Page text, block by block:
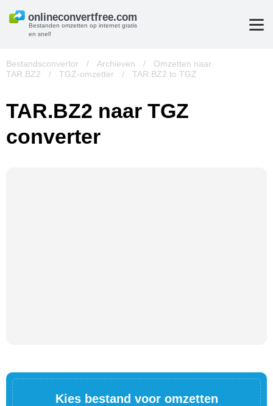
Bestanden omzetten op internet gratis
en snel!
Bestandsconvertor / Archieven /
Omzetten naar
TAR.BZ2
/ TGZ-omzetter / TAR.BZ2 to TGZ
TAR.BZ2 naar TGZ
converter
Kies bestand voor omzetten